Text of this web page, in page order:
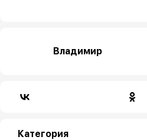
Владимир
Категория